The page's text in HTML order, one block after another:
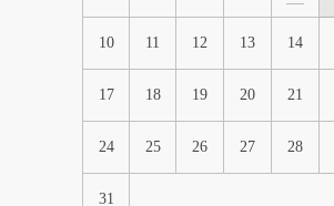
10 11 12 13 14
17 18 19 20 21
24 25 26 27 28
31